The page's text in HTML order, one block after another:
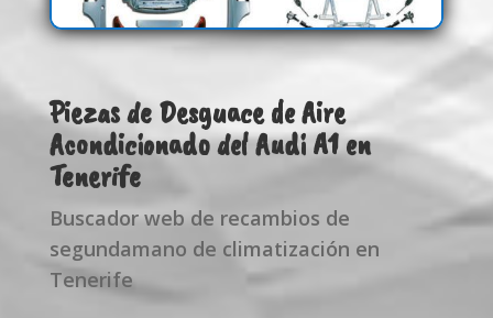
Piezas de Desguace de Aire
Acondicionado del Audi A1 en
Tenerife
Buscador web de recambios de
segundamano de climatización en
Tenerife